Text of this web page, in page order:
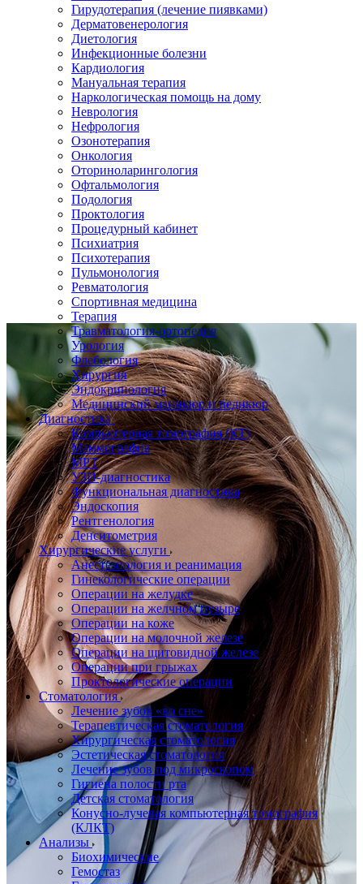
Гирудотерапия (лечение пиявками)
Дерматовенерология
Диетология
Инфекционные болезни
Кардиология
Мануальная терапия
Наркологическая помощь на дому
Неврология
Нефрология
Озонотерапия
Онкология
Оториноларингология
Офтальмология
Подология
Проктология
Процедурный кабинет
Психиатрия
Психотерапия
Пульмонология
Ревматология
Спортивная медицина
Терапия
Травматология-ортопедия
Урология
Флебология
Хирургия
Эндокринология
Медицинский маникюр и педикюр
Диагностика
Компьютерная томография (КТ)
Маммография
МРТ
УЗИ-диагностика
Функциональная диагностика
Эндоскопия
Рентгенология
Денситометрия
Хирургические услуги
Анестезиология и реанимация
Гинекологические операции
Операции на желудке
Операции на желчном пузыре
Операции на коже
Операции на молочной железе
Операции на щитовидной железе
Операции при грыжах
Проктологические операции
Стоматология
Лечение зубов «во сне»
Терапевтическая стоматология
Хирургическая стоматология
Эстетическая стоматология
Лечение зубов под микроскопом
Гигиена полости рта
Детская стоматология
Конусно-лучевая компьютерная томография
(КЛКТ)
Анализы
Биохимические
Гемостаз